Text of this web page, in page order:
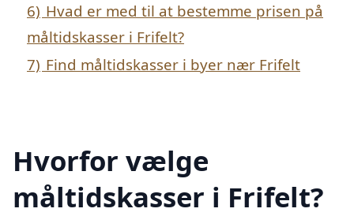
6) Hvad er med til at bestemme prisen på
måltidskasser i Frifelt?
7) Find måltidskasser i byer nær Frifelt
Hvorfor vælge
måltidskasser i Frifelt?